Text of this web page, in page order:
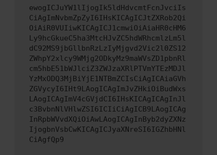
ewogICJuYW1lIjogIk5ldHdvcmtFcnJvciIs
CiAgImNvbmZpZyI6IHsKICAgICJtZXRob2Qi
OiAiR0VUIiwKICAgICJ1cmwiOiAiaHR0cHM6
Ly9hcGkueC5ha3MtcHJvZC5hdWRhcmlzLm5l
dC92MS9jbGllbnRzLzIyMjgvd2Vic2l0ZS12
ZWhpY2xlcy9WMjg2ODkyMz9maWVsZD1pbnRl
cm5hbE51bWJlciZ3ZWJzaXRlPTVmYTEzMDJl
YzMxODQ3MjBiYjE1NTBmZCIsCiAgICAiaGVh
ZGVycyI6IHt9LAogICAgImJvZHkiOiBudWxs
LAogICAgImV4cGVjdCI6IHsKICAgICAgInJl
c3BvbnNlVHlwZSI6ICIiCiAgICB9LAogICAg
InRpbWVvdXQiOiAwLAogICAgInByb2dyZXNz
IjogbnVsbCwKICAgICJyaXNreSI6IGZhbHNl
CiAgfQp9